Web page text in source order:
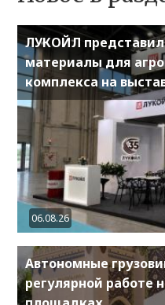
ЛУКОЙЛ
материалы для
комплекса на
06.08.26
Автономные
регулярной работе